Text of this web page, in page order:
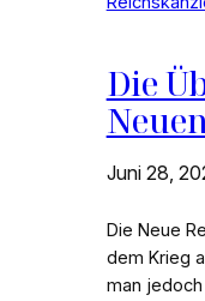
Die
Juni 28,
Die Neue
dem Krieg
man